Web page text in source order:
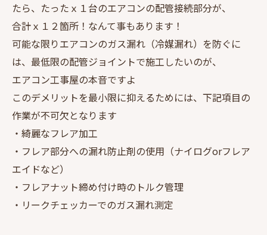
たら、たったｘ１台のエアコンの配管接続部分が、
合計ｘ１２箇所！なんて事もあります！
可能な限りエアコンのガス漏れ（冷媒漏れ）を防ぐに
は、最低限の配管ジョイントで施工したいのが、
エアコン工事屋の本音ですよ
このデメリットを最小限に抑えるためには、下記項目の
作業が不可欠となります
・綺麗なフレア加工
・フレア部分への漏れ防止剤の使用（ナイログorフレア
エイドなど）
・フレアナット締め付け時のトルク管理
・リークチェッカーでのガス漏れ測定